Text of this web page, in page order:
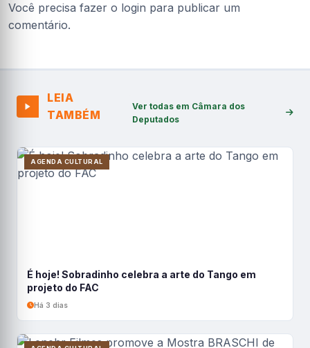
Você precisa fazer o login para publicar um
comentário.
LEIA
TAMBÉM
Ver todas em Câmara dos
Deputados
AGENDA CULTURAL
É hoje! Sobradinho celebra a arte do Tango em
projeto do FAC
Há 3 dias